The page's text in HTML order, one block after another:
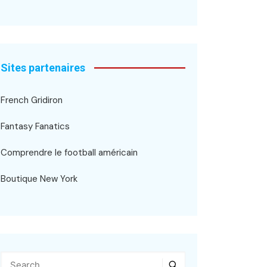
Sites partenaires
French Gridiron
Fantasy Fanatics
Comprendre le football américain
Boutique New York